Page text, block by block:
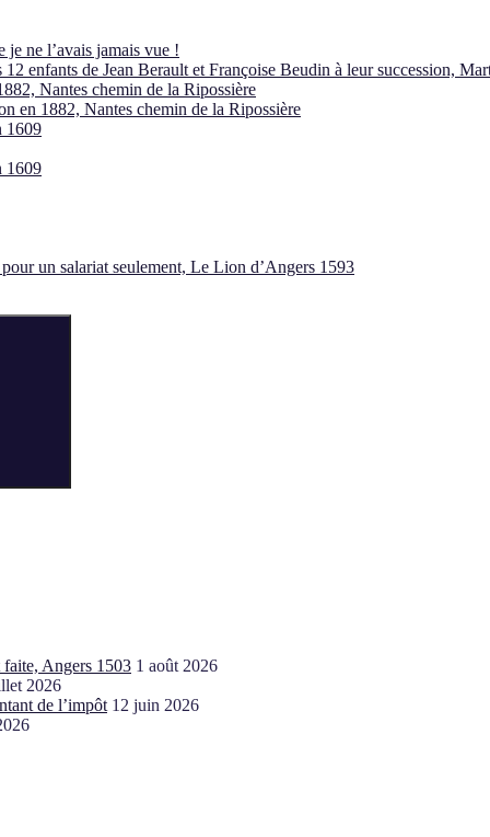
je ne l’avais jamais vue !
12 enfants de Jean Berault et Françoise Beudin à leur succession,
Nantes chemin de la Ripossière
en 1882, Nantes chemin de la Ripossière
1609
1609
un salariat seulement, Le Lion d’Angers 1593
Angers 1503 1 août 2026
2026
de l’impôt 12 juin 2026